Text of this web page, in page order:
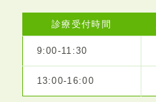
診療受付時間
9:00-11:30
13:00-16:00